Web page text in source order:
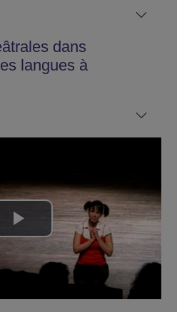
dans
langues à
Lire
la
vidéo